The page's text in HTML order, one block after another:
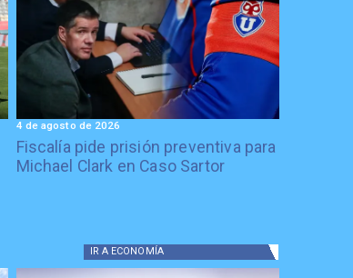
Fiscalía pide prisión preventiva para
Michael Clark en Caso Sartor
4 de agosto de 2026
IR A ECONOMÍA